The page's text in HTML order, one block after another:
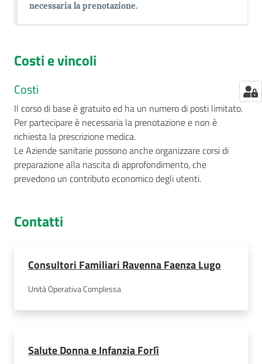
necessaria la prenotazione.
Costi e vincoli
Costi
Il corso di base è gratuito ed ha un numero di posti limitato.
Per partecipare è necessaria la prenotazione e non è
richiesta la prescrizione medica.
Le Aziende sanitarie possono anche organizzare corsi di
preparazione alla nascita di approfondimento, che
prevedono un contributo economico degli utenti.
Contatti
Consultori Familiari Ravenna Faenza Lugo
Unità Operativa Complessa
Salute Donna e Infanzia Forlì